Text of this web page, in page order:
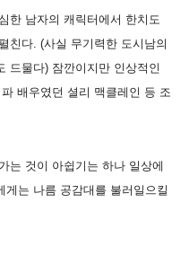
한 남자의 캐릭터에서 한치도
친다. (사실 무기력한 도시남의
드물다) 잠깐이지만 인상적인
배우였던 셜리 맥클레인 등 조
는 것이 아쉽기는 하나 일상에
는 나름 공감대를 불러일으킬